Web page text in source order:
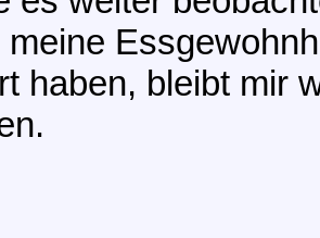
meine
haben, bleibt mir